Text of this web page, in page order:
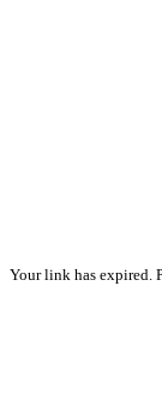
Your link has expired.